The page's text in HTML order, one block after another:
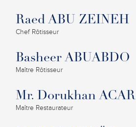
Raed ABU ZEINEH
Chef Rôtisseur
Basheer ABUABDO
Maître Rôtisseur
Mr. Dorukhan ACAR
Maître Restaurateur